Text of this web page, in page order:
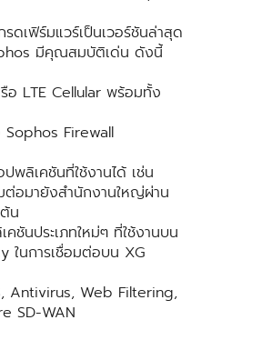
ดเฟิร์มแวร์เป็นเวอร์ชันล่าสุด
มีคุณสมบัติเด่น ดังนี้
อ LTE Cellular พร้อมทั้ง
Firewall
ลิเคชันที่ใช้งานได้ เช่น
ต่อมายังสำนักงานใหญ่ผ่าน
น
นประเภทใหม่ๆ ที่ใช้งานบน
ในการเชื่อมต่อบน XG
Antivirus, Web Filtering,
SD-WAN